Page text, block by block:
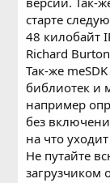
старте
48 килобайт
Richard
Так-же
библиотек и
например
без
на что
Не путайте
загрузчиком